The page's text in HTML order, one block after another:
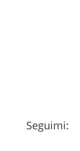
Seguimi: